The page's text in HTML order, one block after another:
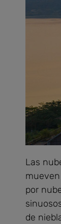
Las
por
de